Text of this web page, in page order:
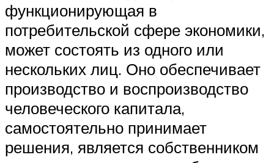
функционирующая в
потребительской сфере экономики,
может состоять из одного или
нескольких лиц. Оно обеспечивает
производство и воспроизводство
человеческого капитала,
самостоятельно принимает
решения, является собственником